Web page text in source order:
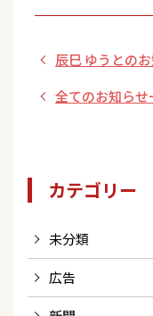
のレトロ本
辰巳 ゆうとの
全てのお知らせ
カテゴリー
未分類
広告